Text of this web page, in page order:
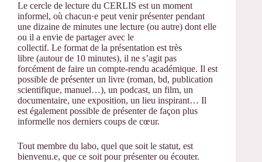
Le cercle de lecture du CERLIS est un moment
informel, où chacun·e peut venir présenter pendant
une dizaine de minutes une lecture (ou autre) dont elle
ou il a envie de partager avec le
collectif. Le format de la présentation est très
libre (autourde 10 minutes), il ne s’agit pas
forcément de faire un compte-rendu académique. Il est
possible de présenter un livre (roman, bd, publication
scientifique, manuel…), un podcast, un film, un
documentaire, une exposition, un lieu inspirant… Il
est également possible de présenter de façon plus
informelle nos derniers coups de cœur.
Tout membre du labo, quel que soit le statut, est
bienvenu.e, que ce soit pour présenter ou écouter.